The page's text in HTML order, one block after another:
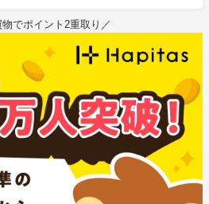
でポイント2重取り／